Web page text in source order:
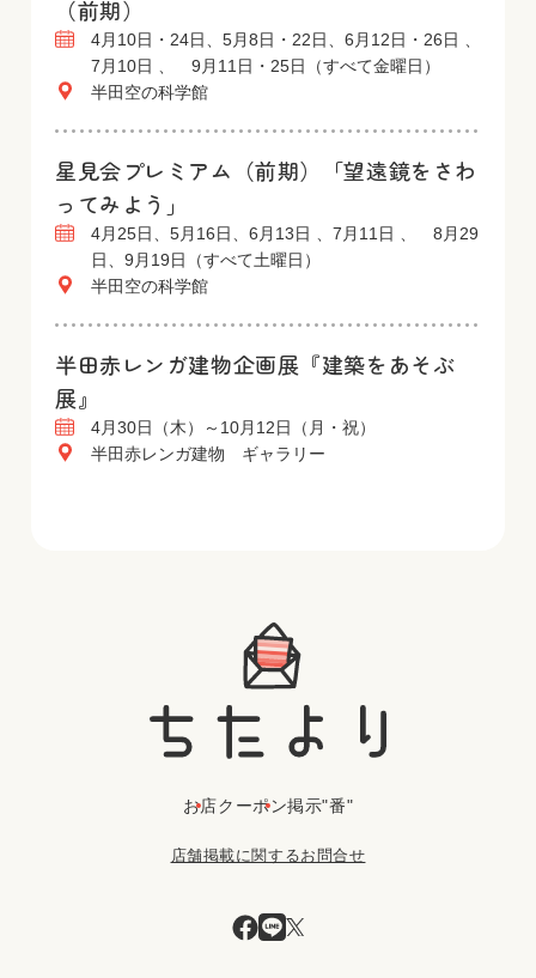
（前期）
4月10日・24日、5月8日・22日、6月12日・26日 、
7月10日 、 9月11日・25日（すべて金曜日）
半田空の科学館
星見会プレミアム（前期）「望遠鏡をさわ
ってみよう」
4月25日、5月16日、6月13日 、7月11日 、 8月29
日、9月19日（すべて土曜日）
半田空の科学館
半田赤レンガ建物企画展『建築をあそぶ
展』
4月30日（木）～10月12日（月・祝）
半田赤レンガ建物 ギャラリー
お店クーポン掲示"番"
店舗掲載に関するお問合せ